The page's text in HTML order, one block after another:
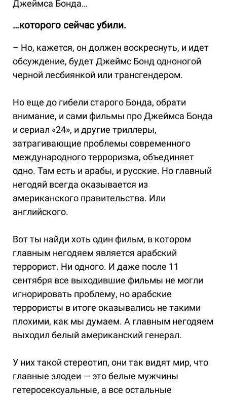
Джеймса Бонда…
…которого сейчас убили.
– Но, кажется, он должен воскреснуть, и идет
обсуждение, будет Джеймс Бонд одноногой
черной лесбиянкой или трансгендером.
Но еще до гибели старого Бонда, обрати
внимание, и сами фильмы про Джеймса Бонда
и сериал «24», и другие триллеры,
затрагивающие проблемы современного
международного терроризма, объединяет
одно. Там есть и арабы, и русские. Но главный
негодяй всегда оказывается из
американского правительства. Или
английского.
Вот ты найди хоть один фильм, в котором
главным негодяем является арабский
террорист. Ни одного. И даже после 11
сентября все выходившие фильмы не могли
игнорировать проблему, но арабские
террористы в итоге оказывались не такими
плохими, как мы думаем. А главным негодяем
выходил белый американский генерал.
У них такой стереотип, они так видят мир, что
главные злодеи — это белые мужчины
гетеросексуальные, а все остальные